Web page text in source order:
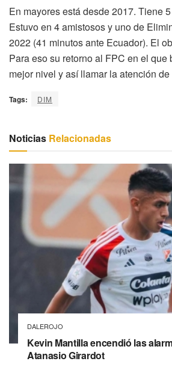
En mayores está desde 2017. Tiene
Estuvo en 4 amistosos y uno de
2022 (41 minutos ante Ecuador). El
Para eso su retorno al FPC en el que
mejor nivel y así llamar la atención
Tags: DIM
Noticias Relacionadas
DALEROJO
Kevin Mantilla encendió las
Atanasio Girardot